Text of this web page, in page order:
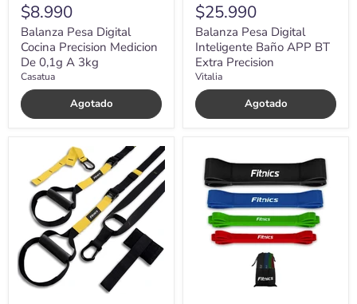
$8.990
Balanza Pesa Digital
Cocina Precision Medicion
De 0,1g A 3kg
Casatua
Agotado
$25.990
Balanza Pesa Digital
Inteligente Baño APP BT
Extra Precision
Vitalia
Agotado
Suspensión
Tipo
Trx
Fitnics
Set
Completo
Entrenamiento
Elasticas
Power
Bands
Latex
Resistencia
Fitnics